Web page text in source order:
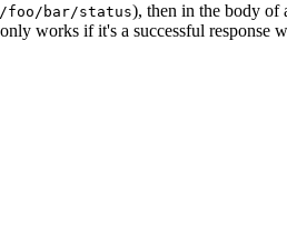
foo/bar/status), then in the body of
works if it's a successful response